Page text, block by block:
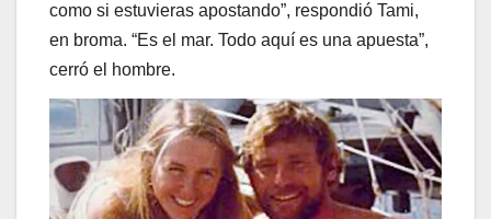
como si estuvieras apostando”, respondió Tami,
en broma. “Es el mar. Todo aquí es una apuesta”,
cerró el hombre.